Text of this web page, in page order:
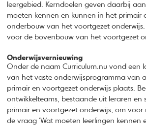
leergebied. Kerndoelen geven daarbij
moeten kennen en kunnen in het primair
onderbouw van het voortgezet
voor de bovenbouw van het voortgezet
Onderwijsvernieuwing
Onder de naam Curriculum.nu vond een
van het vaste onderwijsprogramma van
primair en voortgezet onderwijs plaats.
ontwikkelteams, bestaande uit leraren en
primair en voortgezet onderwijs, om voor
de vraag ‘Wat moeten leerlingen kennen